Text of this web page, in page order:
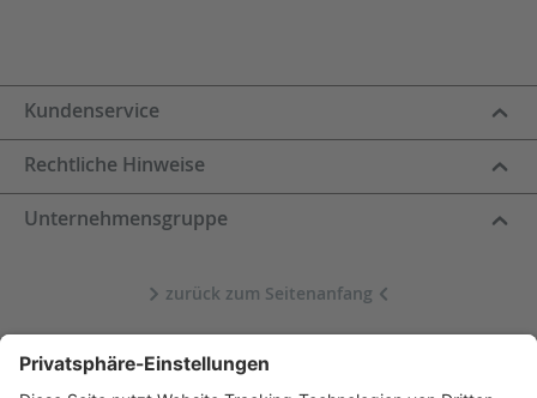
Kundenservice
Rechtliche Hinweise
Unternehmensgruppe
zurück zum Seitenanfang